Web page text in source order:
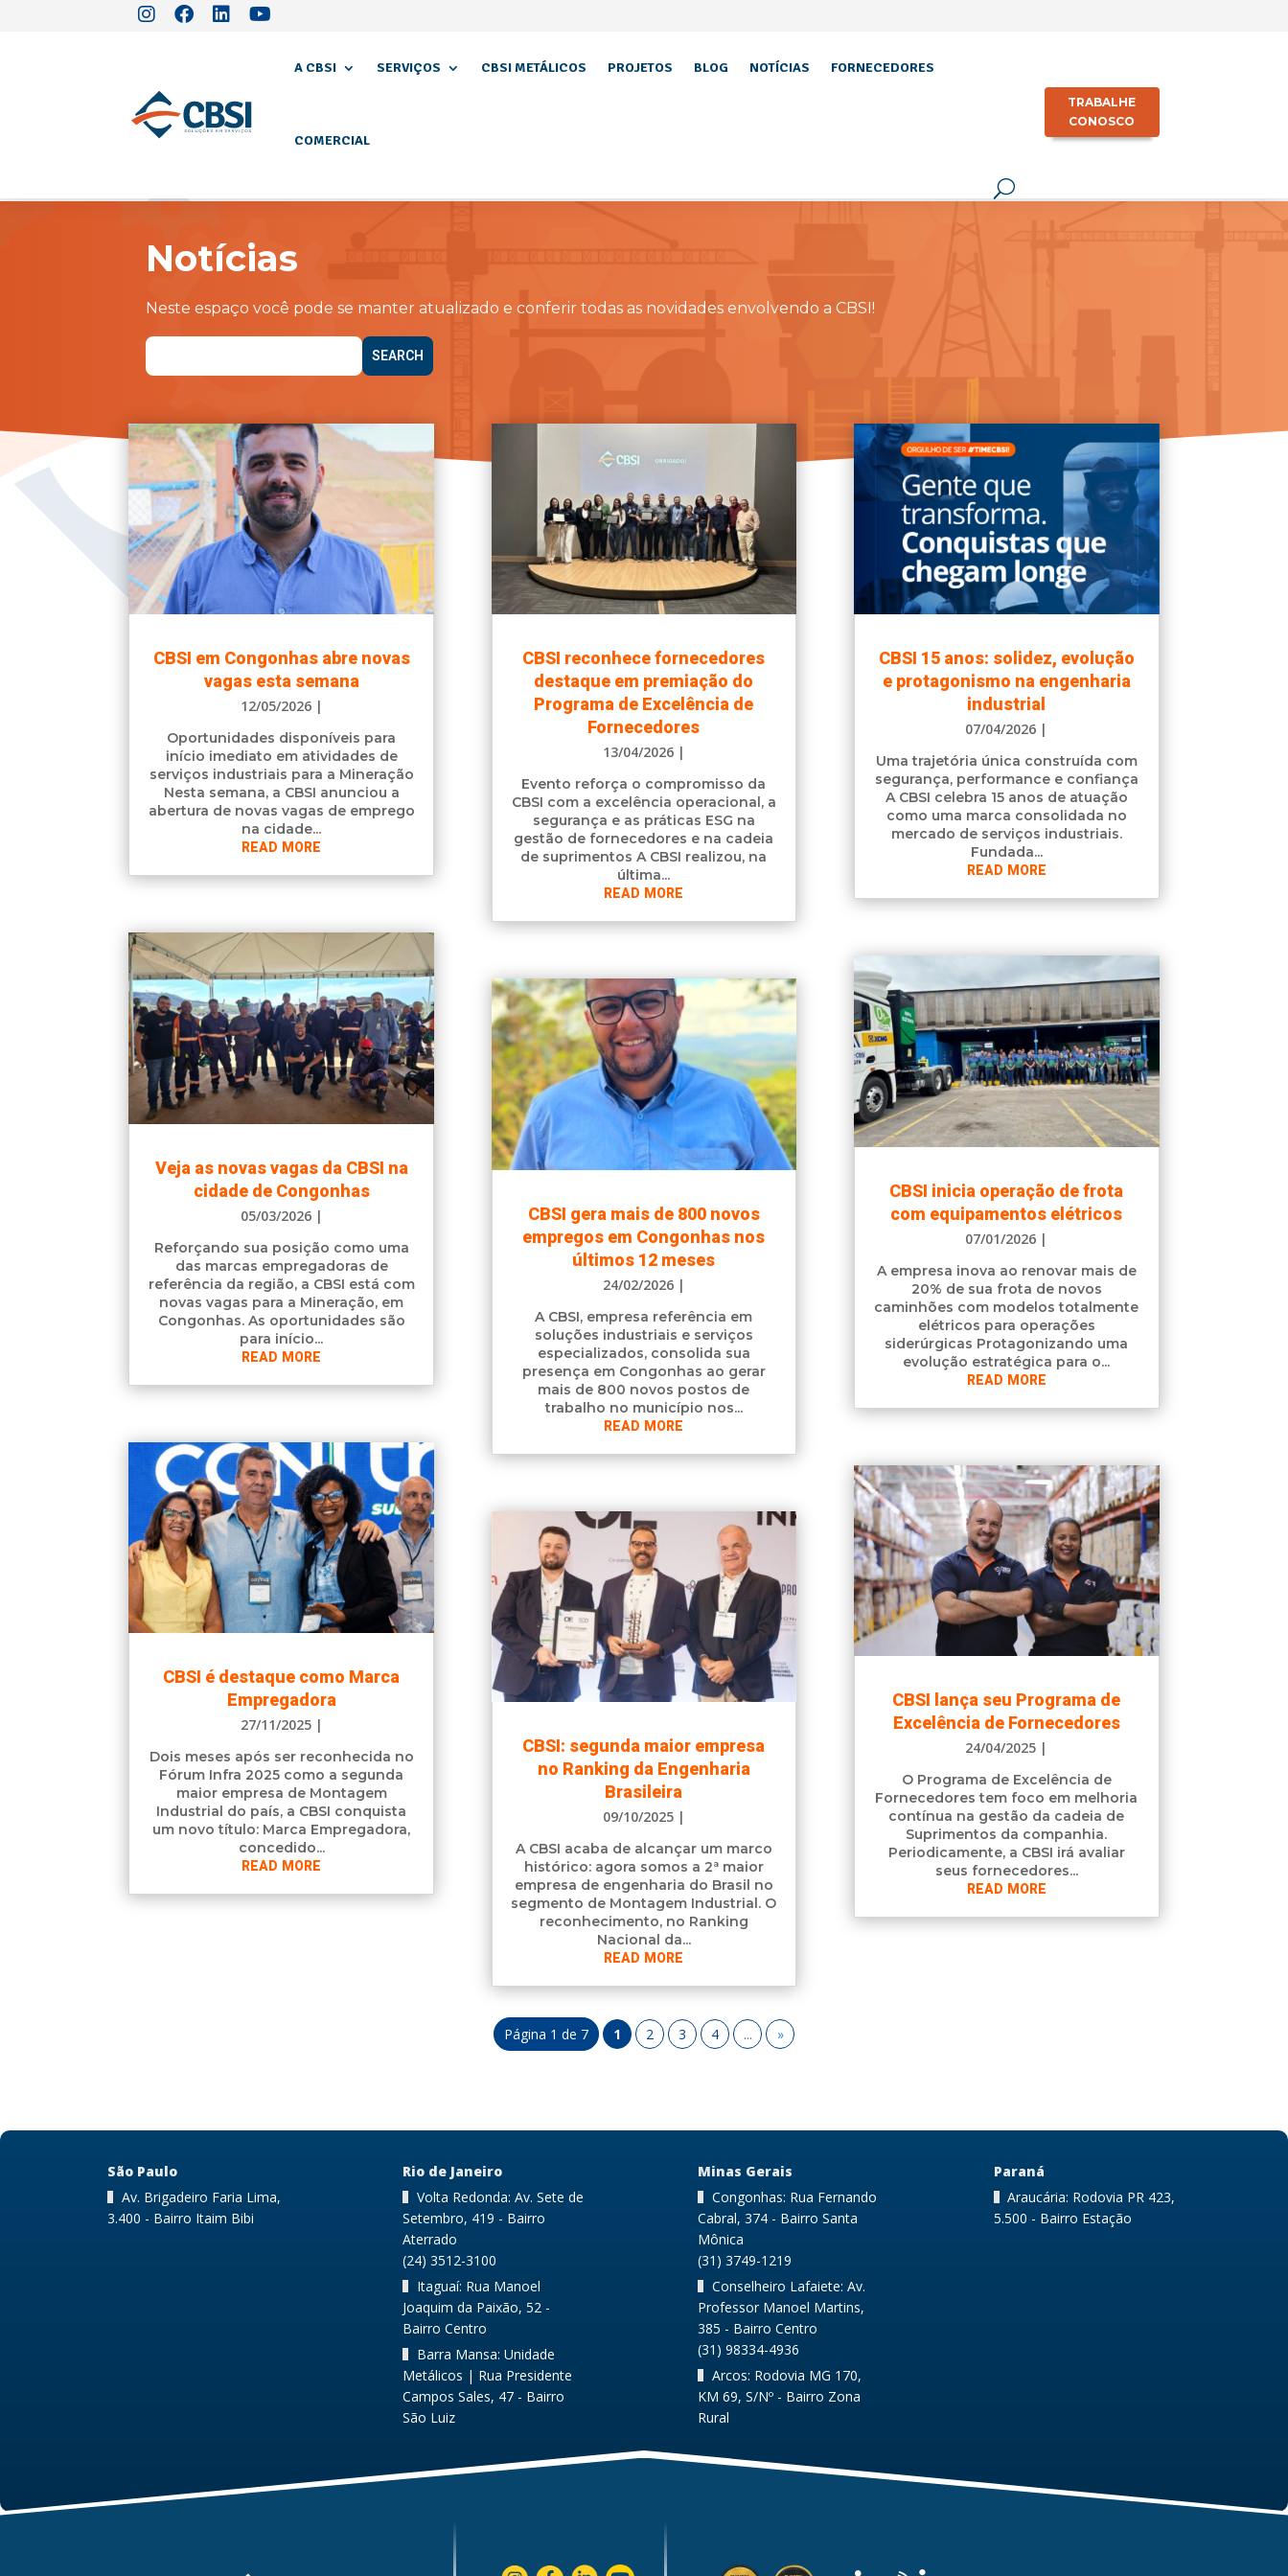
A CBSI SERVIÇOS CBSI METÁLICOS PROJETOS BLOG NOTÍCIAS FORNECEDORES
COMERCIAL
TRABALHE
CONOSCO
Notícias
Neste espaço você pode se manter atualizado e conferir todas as novidades envolvendo a CBSI!
CBSI em Congonhas abre novas
vagas esta semana
12/05/2026|
Oportunidades disponíveis para
início imediato em atividades de
serviços industriais para a Mineração
Nesta semana, a CBSI anunciou a
abertura de novas vagas de emprego
na cidade...
READ MORE
Veja as novas vagas da CBSI na
cidade de Congonhas
05/03/2026|
Reforçando sua posição como uma
das marcas empregadoras de
referência da região, a CBSI está com
novas vagas para a Mineração, em
Congonhas. As oportunidades são
para início...
READ MORE
CBSI é destaque como Marca
Empregadora
27/11/2025|
Dois meses após ser reconhecida no
Fórum Infra 2025 como a segunda
maior empresa de Montagem
Industrial do país, a CBSI conquista
um novo título: Marca Empregadora,
concedido...
READ MORE
CBSI reconhece fornecedores
destaque em premiação do
Programa de Excelência de
Fornecedores
13/04/2026|
Evento reforça o compromisso da
CBSI com a excelência operacional, a
segurança e as práticas ESG na
gestão de fornecedores e na cadeia
de suprimentos A CBSI realizou, na
última...
READ MORE
CBSI gera mais de 800 novos
empregos em Congonhas nos
últimos 12 meses
24/02/2026|
A CBSI, empresa referência em
soluções industriais e serviços
especializados, consolida sua
presença em Congonhas ao gerar
mais de 800 novos postos de
trabalho no município nos...
READ MORE
CBSI: segunda maior empresa
no Ranking da Engenharia
Brasileira
09/10/2025|
A CBSI acaba de alcançar um marco
histórico: agora somos a 2ª maior
empresa de engenharia do Brasil no
segmento de Montagem Industrial. O
reconhecimento, no Ranking
Nacional da...
READ MORE
CBSI 15 anos: solidez, evolução
e protagonismo na engenharia
industrial
07/04/2026 |
Uma trajetória única construída com
segurança, performance e confiança
A CBSI celebra 15 anos de atuação
como uma marca consolidada no
mercado de serviços industriais.
Fundada...
READ MORE
CBSI inicia operação de frota
com equipamentos elétricos
07/01/2026 |
A empresa inova ao renovar mais de
20% de sua frota de novos
caminhões com modelos totalmente
elétricos para operações
siderúrgicas Protagonizando uma
evolução estratégica para o...
READ MORE
CBSI lança seu Programa de
Excelência de Fornecedores
24/04/2025 |
O Programa de Excelência de
Fornecedores tem foco em melhoria
contínua na gestão da cadeia de
Suprimentos da companhia.
Periodicamente, a CBSI irá avaliar
seus fornecedores...
READ MORE
Página 1 de 7 1 2 3 4 ... »
São Paulo
Av. Brigadeiro Faria Lima,
3.400 - Bairro Itaim Bibi
Rio de Janeiro
Volta Redonda: Av. Sete de
Setembro, 419 - Bairro
Aterrado
(24) 3512-3100
Itaguaí: Rua Manoel
Joaquim da Paixão, 52 -
Bairro Centro
Barra Mansa: Unidade
Metálicos | Rua Presidente
Campos Sales, 47 - Bairro
São Luiz
Minas Gerais
Congonhas: Rua Fernando
Cabral, 374 - Bairro Santa
Mônica
(31) 3749-1219
Conselheiro Lafaiete: Av.
Professor Manoel Martins,
385 - Bairro Centro
(31) 98334-4936
Arcos: Rodovia MG 170,
KM 69, S/Nº - Bairro Zona
Rural
Paraná
Araucária: Rodovia PR 423,
5.500 - Bairro Estação